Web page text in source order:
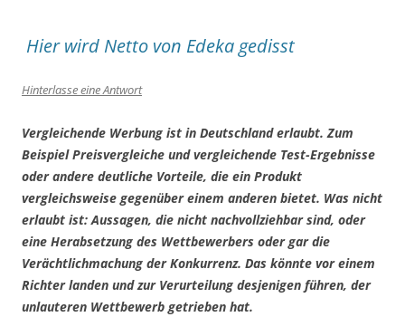
Hier wird Netto von Edeka gedisst
Hinterlasse eine Antwort
Vergleichende Werbung ist in Deutschland erlaubt. Zum
Beispiel Preisvergleiche und vergleichende Test-Ergebnisse
oder andere deutliche Vorteile, die ein Produkt
vergleichsweise gegenüber einem anderen bietet. Was nicht
erlaubt ist: Aussagen, die nicht nachvollziehbar sind, oder
eine Herabsetzung des Wettbewerbers oder gar die
Verächtlichmachung der Konkurrenz. Das könnte vor einem
Richter landen und zur Verurteilung desjenigen führen, der
unlauteren Wettbewerb getrieben hat.